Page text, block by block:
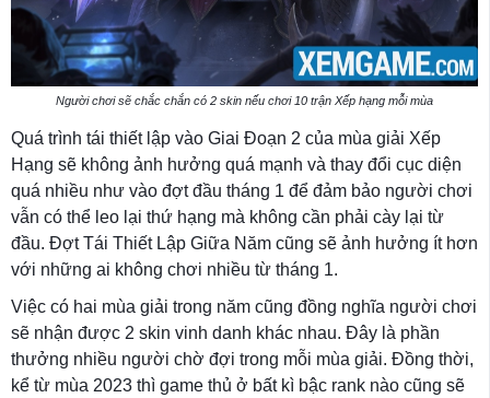
Người chơi sẽ chắc chắn có 2 skin nếu chơi 10 trận Xếp hạng mỗi mùa
Quá trình tái thiết lập vào Giai Đoạn 2 của mùa giải Xếp
Hạng sẽ không ảnh hưởng quá mạnh và thay đổi cục diện
quá nhiều như vào đợt đầu tháng 1 để đảm bảo người chơi
vẫn có thể leo lại thứ hạng mà không cần phải cày lại từ
đầu. Đợt Tái Thiết Lập Giữa Năm cũng sẽ ảnh hưởng ít hơn
với những ai không chơi nhiều từ tháng 1.
Việc có hai mùa giải trong năm cũng đồng nghĩa người chơi
sẽ nhận được 2 skin vinh danh khác nhau. Đây là phần
thưởng nhiều người chờ đợi trong mỗi mùa giải. Đồng thời,
kể từ mùa 2023 thì game thủ ở bất kì bậc rank nào cũng sẽ